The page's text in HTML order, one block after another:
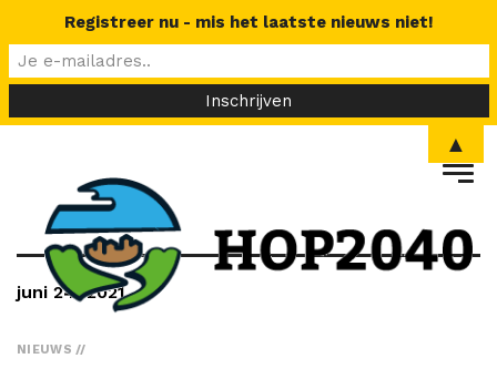
juni 24, 2021
NIEUWS
Registreer nu - mis het laatste nieuws niet!
▲